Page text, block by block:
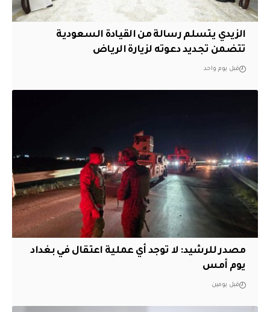
الزيدي يتسلم رسالة من القيادة السعودية
تتضمن تجديد دعوته لزيارة الرياض
قبل يوم واحد
مصدر للرشيد: لا توجد أي عملية اعتقال في بغداد
يوم أمس
قبل يومين